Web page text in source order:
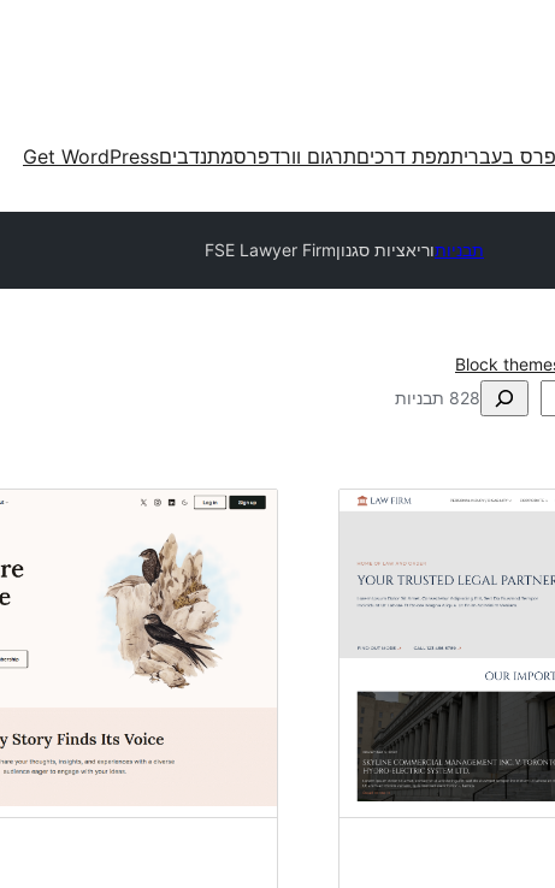
בעבריתמפת דרכיםתרגום וורדפרסמתנדביםGet WordPress
תבניותוריאציות סגנוןFSE Lawyer Firm
Block
828 תבניות